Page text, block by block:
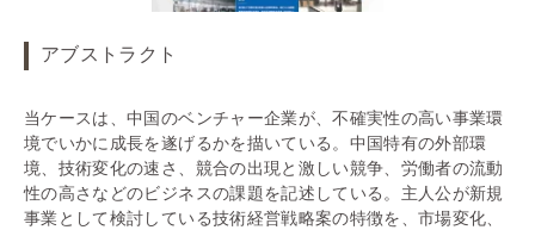
アブストラクト
当ケースは、中国のベンチャー企業が、不確実性の高い事業環
境でいかに成長を遂げるかを描いている。中国特有の外部環
境、技術変化の速さ、競合の出現と激しい競争、労働者の流動
性の高さなどのビジネスの課題を記述している。主人公が新規
事業として検討している技術経営戦略案の特徴を、市場変化、